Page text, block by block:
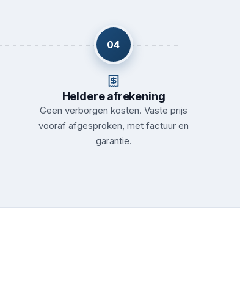
04
Heldere afrekening
Geen verborgen kosten. Vaste prijs
vooraf afgesproken, met factuur en
garantie.